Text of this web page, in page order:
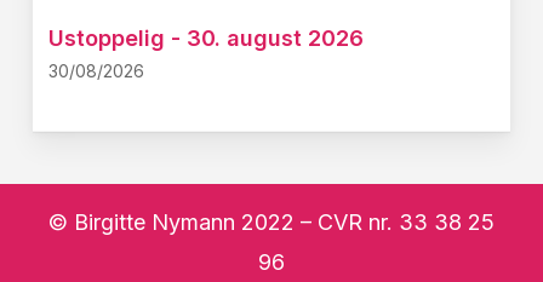
Ustoppelig - 30. august 2026
30/08/2026
© Birgitte Nymann 2022 – CVR nr. 33 38 25
96